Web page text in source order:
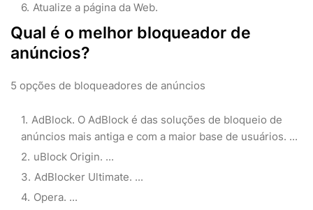
Atualize a página da Web.
Qual é o melhor bloqueador de
anúncios?
5 opções de bloqueadores de anúncios
AdBlock. O AdBlock é das soluções de bloqueio de
anúncios mais antiga e com a maior base de usuários. ...
uBlock Origin. ...
AdBlocker Ultimate. ...
Opera. ...